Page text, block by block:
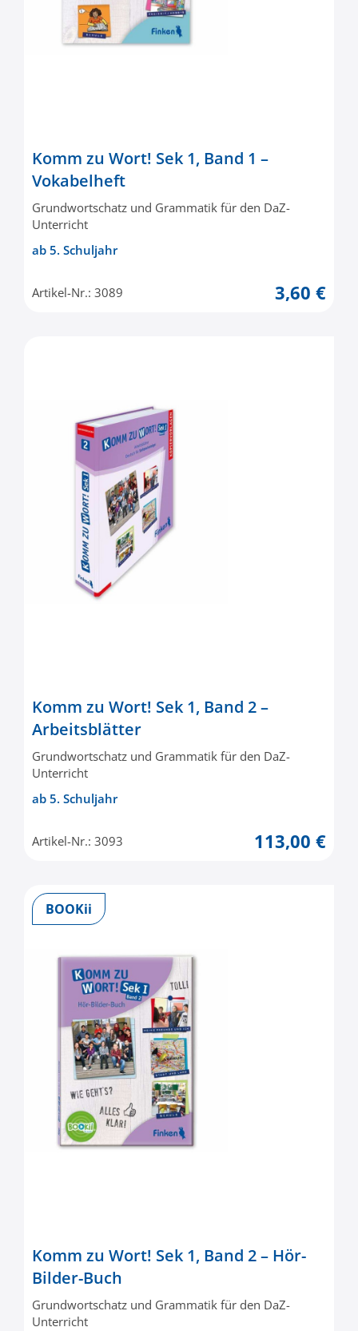
Komm zu Wort! Sek 1, Band 1 –
Vokabelheft
Grundwortschatz und Grammatik für den DaZ-
Unterricht
ab 5. Schuljahr
Artikel-Nr.: 3089 3,60 €
Komm zu Wort! Sek 1, Band 2 –
Arbeitsblätter
Grundwortschatz und Grammatik für den DaZ-
Unterricht
ab 5. Schuljahr
Artikel-Nr.: 3093 113,00 €
BOOKii
Komm zu Wort! Sek 1, Band 2 – Hör-
Bilder-Buch
Grundwortschatz und Grammatik für den DaZ-
Unterricht